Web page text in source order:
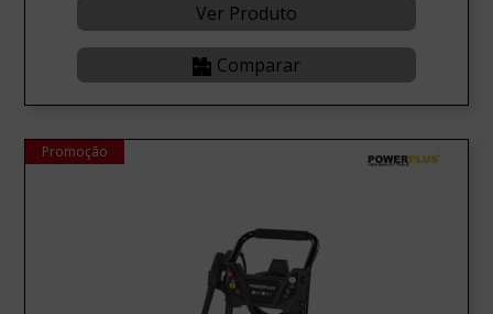
Ver Produto
Comparar
Promoção